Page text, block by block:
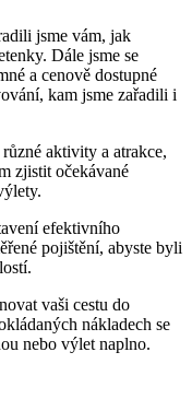
jsme vám, jak
Dále jsme se
a cenově dostupné
kam jsme zařadili i
aktivity a atrakce,
zjistit očekávané
efektivního
pojištění, abyste byli
vaši cestu do
nákladech se
nebo výlet naplno.